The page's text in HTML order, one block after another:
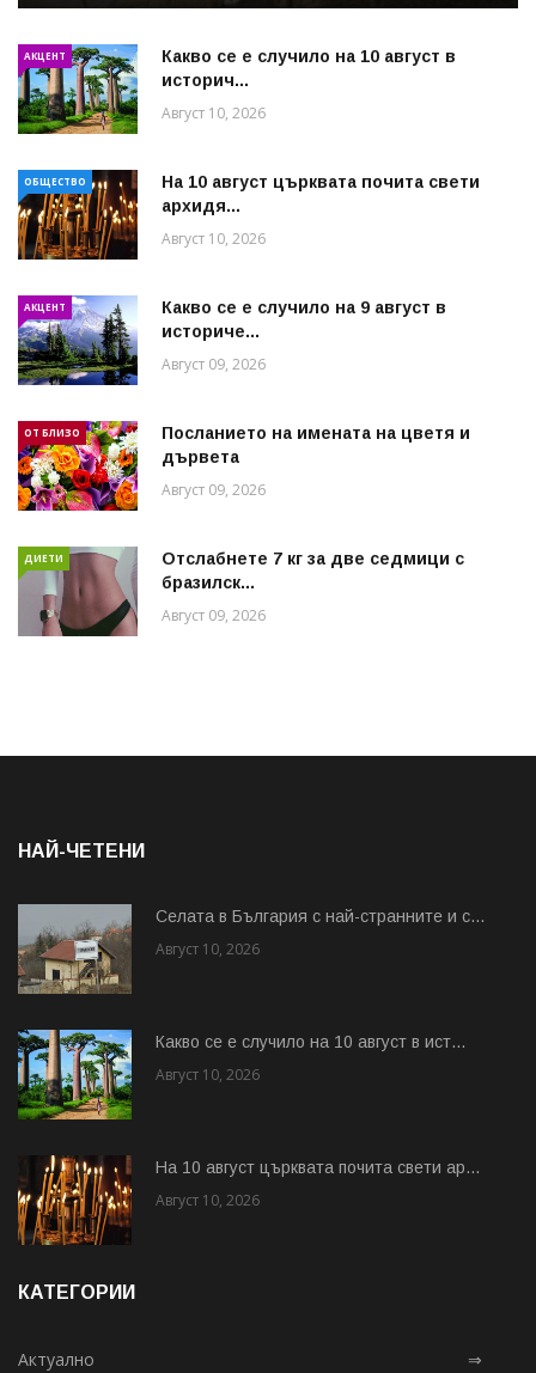
АКЦЕНТ
Какво се е случило на 10 август в
историч...
Август 10, 2026
ОБЩЕСТВО
На 10 август църквата почита свети
архидя...
Август 10, 2026
АКЦЕНТ
Какво се е случило на 9 август в
историче...
Август 09, 2026
ОТ БЛИЗО
Посланието на имената на цветя и
дървета
Август 09, 2026
ДИЕТИ
Отслабнете 7 кг за две седмици с
бразилск...
Август 09, 2026
НАЙ-ЧЕТЕНИ
Cелата в България с най-странните и с...
Август 10, 2026
Какво се е случило на 10 август в ист...
Август 10, 2026
На 10 август църквата почита свети ар...
Август 10, 2026
КАТЕГОРИИ
Актуално ⇒